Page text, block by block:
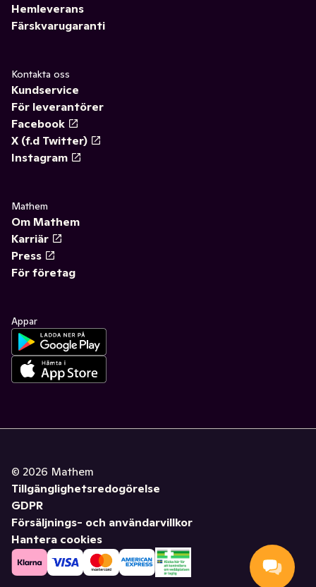
Hemleverans
Färskvarugaranti
Kontakta oss
Kundservice
För leverantörer
Facebook
X (f.d Twitter)
Instagram
Mathem
Om Mathem
Karriär
Press
För företag
Appar
© 2026 Mathem
Tillgänglighetsredogörelse
GDPR
Försäljnings- och användarvillkor
Hantera cookies